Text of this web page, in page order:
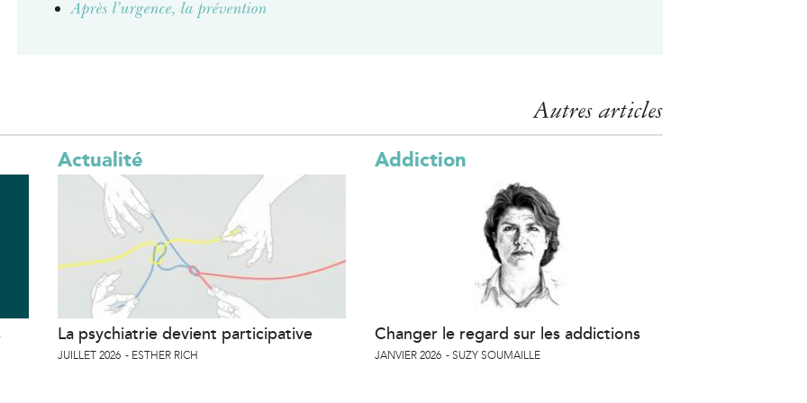
Après l’urgence, la prévention
Autres articles
Actualité
La psychiatrie devient participative
JUILLET 2026 ESTHER RICH
Addiction
Changer le regard sur les addictions
JANVIER 2026 SUZY SOUMAILLE